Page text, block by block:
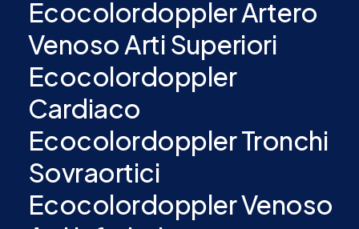
Ecocolordoppler Artero
Venoso Arti Superiori
Ecocolordoppler
Cardiaco
Ecocolordoppler Tronchi
Sovraortici
Ecocolordoppler Venoso